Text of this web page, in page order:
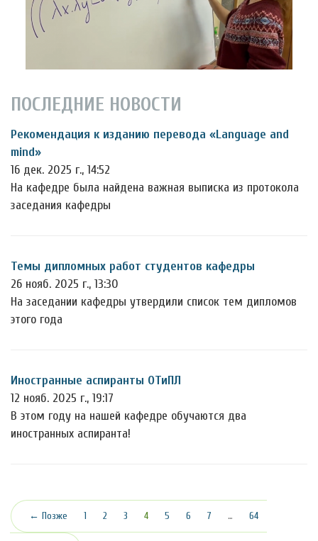
ПОСЛЕДНИЕ НОВОСТИ
Рекомендация к изданию перевода «Language and
mind»
16 дек. 2025 г., 14:52
На кафедре была найдена важная выписка из протокола
заседания кафедры
Темы дипломных работ студентов кафедры
26 нояб. 2025 г., 13:30
На заседании кафедры утвердили список тем дипломов
этого года
Иностранные аспиранты ОТиПЛ
12 нояб. 2025 г., 19:17
В этом году на нашей кафедре обучаются два
иностранных аспиранта!
← Позже 1 2 3 4(текущая)
5 6 7 … 64